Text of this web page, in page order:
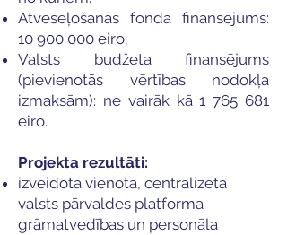
Atveseļošanās fonda finansējums:
10 900 000 eiro;
Valsts budžeta finansējums
(pievienotās vērtības nodokļa
izmaksām): ne vairāk kā1 765 681
eiro.
Projekta rezultāti:
izveidota vienota, centralizēta
valsts pārvaldes platforma
grāmatvedības un personāla